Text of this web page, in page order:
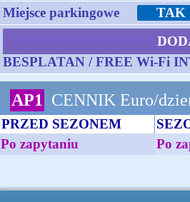
Miejsce parkingowe
TAK
BESPLATAN / FREE Wi-Fi
AP1 CENNIK Euro/
PRZED SEZONEM
Po zapytaniu
Po